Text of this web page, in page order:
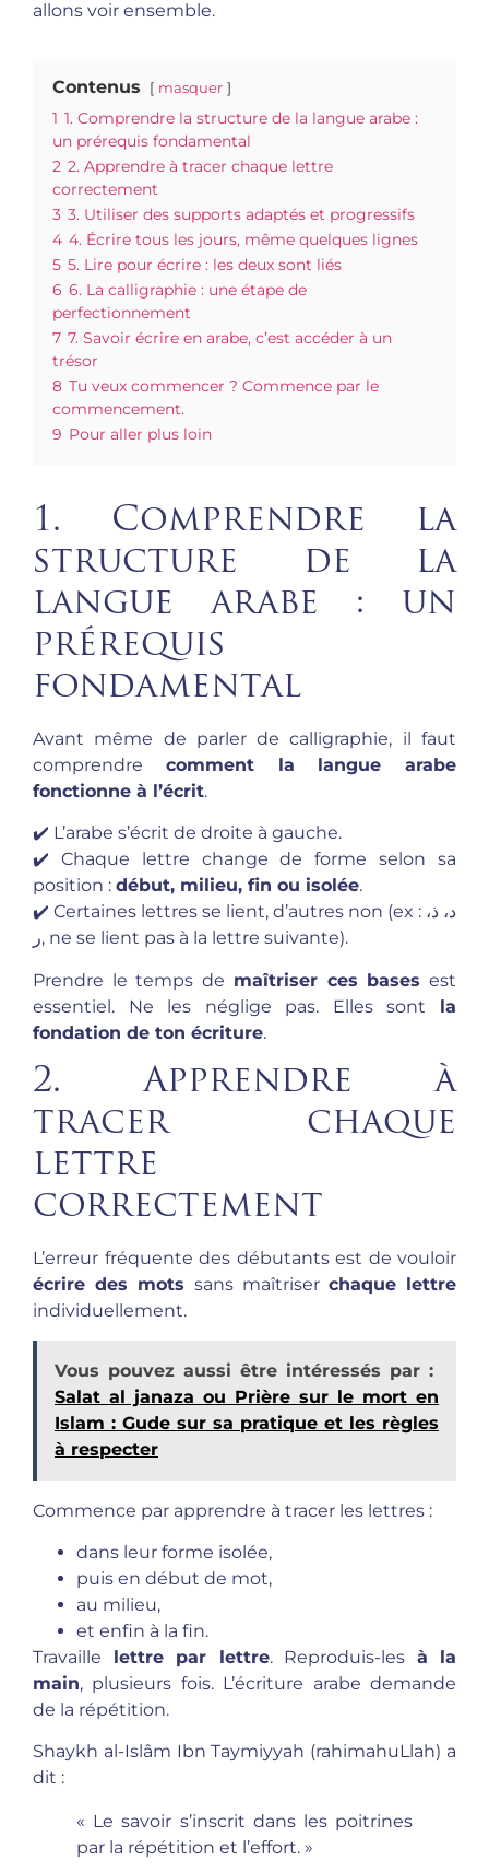
allons voir ensemble.
Contenus masquer
1 1. Comprendre la structure de la langue arabe :
un prérequis fondamental
2 2. Apprendre à tracer chaque lettre
correctement
3 3. Utiliser des supports adaptés et progressifs
4 4. Écrire tous les jours, même quelques lignes
5 5. Lire pour écrire : les deux sont liés
6 6. La calligraphie : une étape de
perfectionnement
7 7. Savoir écrire en arabe, c’est accéder à un
trésor
8 Tu veux commencer ? Commence par le
commencement.
9 Pour aller plus loin
1. Comprendre la
structure de la
langue arabe : un
prérequis
fondamental
Avant même de parler de calligraphie, il faut
comprendre comment la langue arabe
fonctionne à l’écrit.
✔️ L’arabe s’écrit de droite à gauche.
✔️ Chaque lettre change de forme selon sa
position : début, milieu, fin ou isolée.
✔️ Certaines lettres se lient, d’autres non (ex : د، ذ،
ر, ne se lient pas à la lettre suivante).
Prendre le temps de maîtriser ces bases est
essentiel. Ne les néglige pas. Elles sont la
fondation de ton écriture.
2. Apprendre à
tracer chaque
lettre
correctement
L’erreur fréquente des débutants est de vouloir
écrire des mots sans maîtriser chaque lettre
individuellement.
Vous pouvez aussi être intéressés par :
Salat al janaza ou Prière sur le mort en
Islam : Gude sur sa pratique et les règles
à respecter
Commence par apprendre à tracer les lettres :
dans leur forme isolée,
puis en début de mot,
au milieu,
et enfin à la fin.
Travaille lettre par lettre. Reproduis-les à la
main, plusieurs fois. L’écriture arabe demande
de la répétition.
Shaykh al-Islâm Ibn Taymiyyah (rahimahuLlah) a
dit :
« Le savoir s’inscrit dans les poitrines
par la répétition et l’effort. »